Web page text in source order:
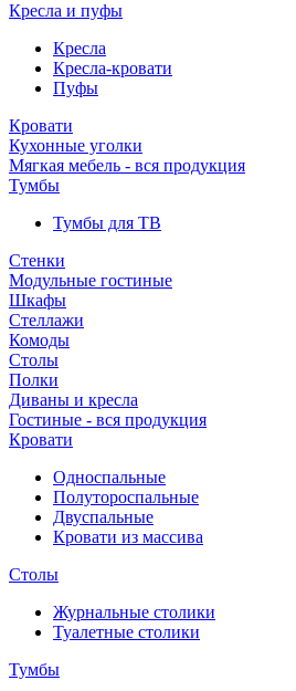
Кресла и пуфы
Кресла
Кресла-кровати
Пуфы
Кровати
Кухонные уголки
Мягкая мебель - вся продукция
Тумбы
Тумбы для ТВ
Стенки
Модульные гостиные
Шкафы
Стеллажи
Комоды
Столы
Полки
Диваны и кресла
Гостиные - вся продукция
Кровати
Односпальные
Полутороспальные
Двуспальные
Кровати из массива
Столы
Журнальные столики
Туалетные столики
Тумбы